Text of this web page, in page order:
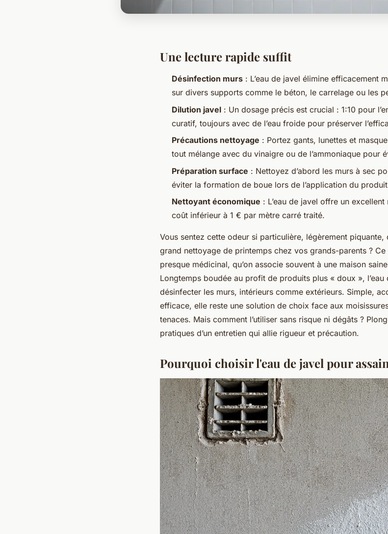
Une lecture rapide suffit
Désinfection murs : L’eau de javel élimine efficacement
sur divers supports comme le béton, le carrelage ou les
Dilution javel : Un dosage précis est crucial : 1:10 pour
curatif, toujours avec de l’eau froide pour préserver
Précautions nettoyage : Portez gants, lunettes et
tout mélange avec du vinaigre ou de l’ammoniaque pour
Préparation surface : Nettoyez d’abord les murs à sec
éviter la formation de boue lors de l’application du
Nettoyant économique : L’eau de javel offre un
coût inférieur à 1 € par mètre carré traité.
Vous sentez cette odeur si particulière, légèrement piquante,
grand nettoyage de printemps chez vos grands-parents ?
presque médicinal, qu’on associe souvent à une maison
Longtemps boudée au profit de produits plus « doux »,
désinfecter les murs, intérieurs comme extérieurs. Simple,
efficace, elle reste une solution de choix face aux
tenaces. Mais comment l’utiliser sans risque ni dégâts ?
pratiques d’un entretien qui allie rigueur et précaution.
Pourquoi choisir l'eau de javel pour